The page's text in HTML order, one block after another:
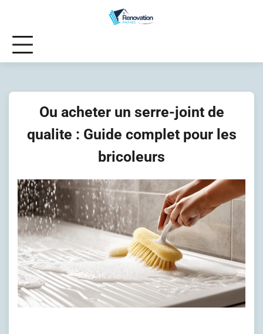
content
Ou acheter un serre-joint de
qualite : Guide complet pour les
bricoleurs